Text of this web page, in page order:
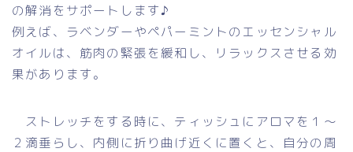
の解消をサポートします♪
例えば、ラベンダーやペパーミントのエッセンシャル
オイルは、筋肉の緊張を緩和し、リラックスさせる効
果があります。
ストレッチをする時に、ティッシュにアロマを１～
２滴垂らし、内側に折り曲げ近くに置くと、自分の周